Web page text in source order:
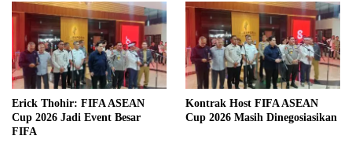
Erick Thohir: FIFA ASEAN
Cup 2026 Jadi Event Besar
FIFA
Kontrak Host FIFA ASEAN
Cup 2026 Masih Dinegosiasikan